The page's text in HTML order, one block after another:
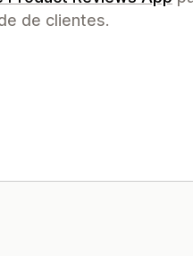
de clientes.